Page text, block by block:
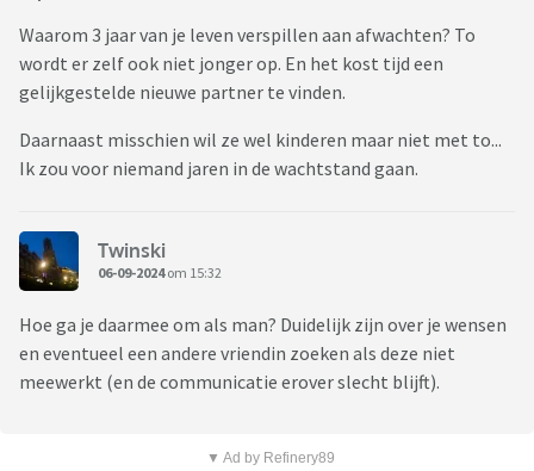
Waarom 3 jaar van je leven verspillen aan afwachten? To
wordt er zelf ook niet jonger op. En het kost tijd een
gelijkgestelde nieuwe partner te vinden.
Daarnaast misschien wil ze wel kinderen maar niet met to...
Ik zou voor niemand jaren in de wachtstand gaan.
Twinski
06-09-2024om 15:32
Hoe ga je daarmee om als man? Duidelijk zijn over je wensen
en eventueel een andere vriendin zoeken als deze niet
meewerkt (en de communicatie erover slecht blijft).
▼ Ad by Refinery89